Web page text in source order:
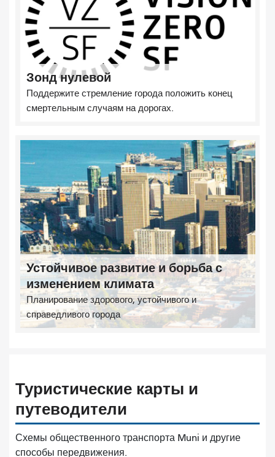
Зонд нулевой
Поддержите стремление города положить конец
смертельным случаям на дорогах.
Устойчивое развитие и борьба с
изменением климата
Планирование здорового, устойчивого и
справедливого города
Туристические карты и
путеводители
Схемы общественного транспорта Muni и другие
способы передвижения.